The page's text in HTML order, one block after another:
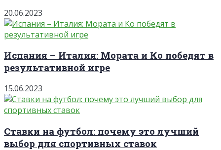
20.06.2023
Испания – Италия: Мората и Ко победят в
результативной игре
15.06.2023
Ставки на футбол: почему это лучший
выбор для спортивных ставок